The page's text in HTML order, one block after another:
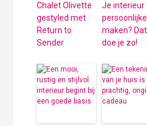
Chalet Olivette
gestyled met
Return to
Sender
Je interieur
maken? Dat
doe je zo!